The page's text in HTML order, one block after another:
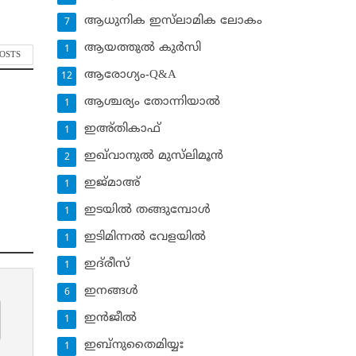
ആധുനിക ഇസ്‌ലാമിക ലോകം
7
ആയത്തുല്‍ കുര്‍സി
1
ആരോഗ്യം-Q&A
12
ആശ്ചര്യം തോന്നിയാല്‍
1
ഇഅ്തികാഫ്‌
1
ഇഖ്‌വാനുല്‍ മുസ്‌ലിമൂന്‍
2
ഇജ്മാഅ്
1
ഇടയില്‍ തങ്ങുമ്പോള്‍
1
ഇടിമിന്നല്‍ വേളയില്‍
1
ഇദ്‌രീസ്‌
1
ഇനങ്ങള്‍
6
ഇന്‍ജീല്‍
1
ഇബ്‌നുതൈമിയ്യഃ
1